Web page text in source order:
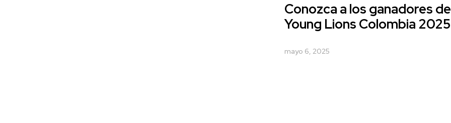
Conozca a los ganadores
Young Lions Colombia 2025
mayo 6, 2025